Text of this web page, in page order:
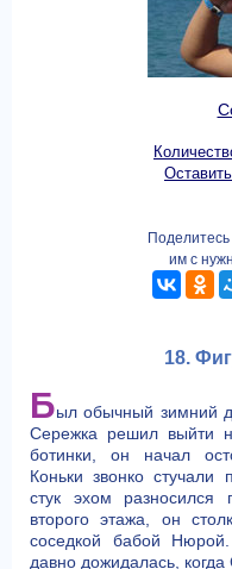
им с
18.
Был обычный зимний
Сережка решил выйти
ботинки, он начал
Коньки звонко стучали
стук эхом
второго этажа, он
соседкой бабой
давно дожидалась, когда